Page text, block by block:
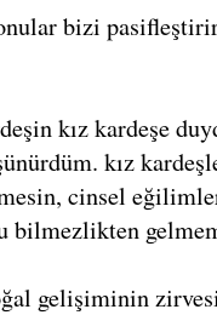
bizi
kız kardeşe
kız
cinsel
bilmezlikten
gelişiminin